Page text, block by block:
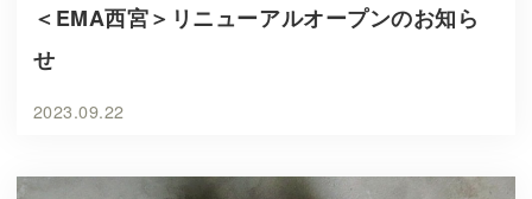
＜EMA西宮＞リニューアルオープンのお知ら
せ
2023.09.22